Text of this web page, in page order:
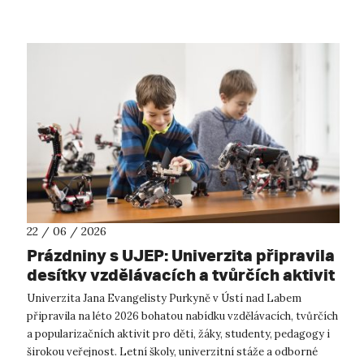
22 / 06 / 2026
Prázdniny s UJEP: Univerzita připravila
desítky vzdělávacích a tvůrčích aktivit
Univerzita Jana Evangelisty Purkyně v Ústí nad Labem
připravila na léto 2026 bohatou nabídku vzdělávacích, tvůrčích
a popularizačních aktivit pro děti, žáky, studenty, pedagogy i
širokou veřejnost. Letní školy, univerzitní stáže a odborné